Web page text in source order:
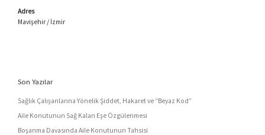
Adres
Mavişehir / İzmir
Son Yazılar
Sağlık Çalışanlarına Yönelik Şiddet, Hakaret ve “Beyaz Kod”
Aile Konutunun Sağ Kalan Eşe Özgülenmesi
Boşanma Davasında Aile Konutunun Tahsisi